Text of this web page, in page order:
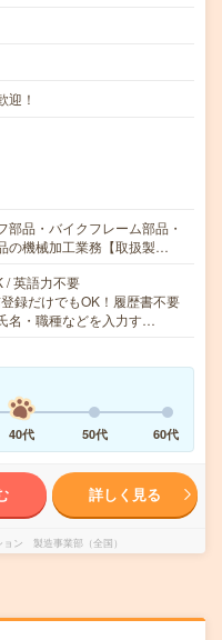
迎！
品・バイクフレーム部品・
の機械加工業務【取扱製…
/ 英語力不要
録だけでもOK！履歴書不要
名・職種などを入力す…
40代 50代 60代
詳しく見る
ン 製造事業部（全国）